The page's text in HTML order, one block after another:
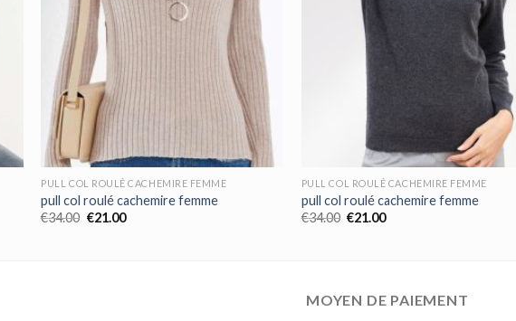
PULL COL ROULÉ CACHEMIRE FEMME
pull col roulé cachemire femme
€34.00 €21.00
PULL COL ROULÉ CACHEMIRE FEMME
pull col roulé cachemire femme
€34.00 €21.00
MOYEN DE PAIEMENT